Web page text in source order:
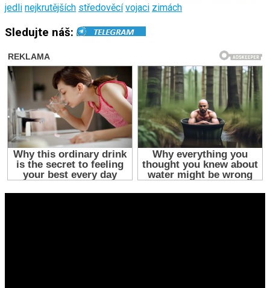
jedli nejkrutějších středověcí vojaci zimách
Sledujte náš: